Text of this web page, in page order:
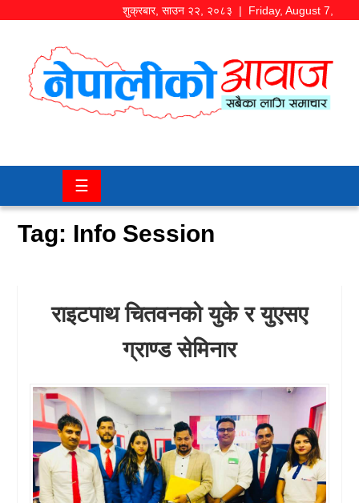
शुक्रबार, साउन २२, २०८३ | Friday, August 7,
समाज/
चितवन
कला/
खेलकुद
प्रदेश
प्रवास/
विश्व
☰
Tag: Info Session
राइटपाथ चितवनको युके र युएसए
ग्राण्ड सेमिनार